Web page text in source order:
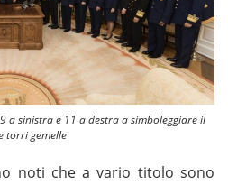
a sinistra e 11 a destra a simboleggiare il
torri gemelle
noti che a vario titolo sono